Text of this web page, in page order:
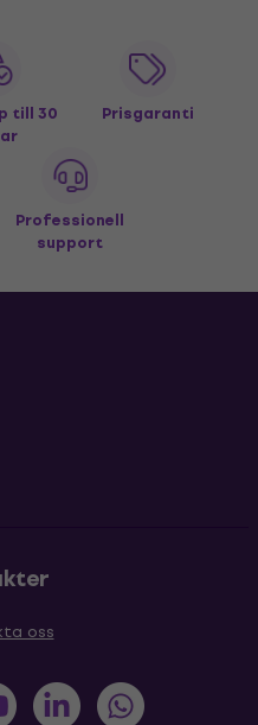
till 30
Prisgaranti
Professionell
support
oss